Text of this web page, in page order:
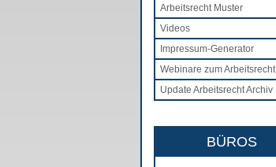
Arbeitsrecht Muster
Videos
Impressum-Generator
Webinare zum Arbeitsrecht
Update Arbeitsrecht Archiv
BÜROS